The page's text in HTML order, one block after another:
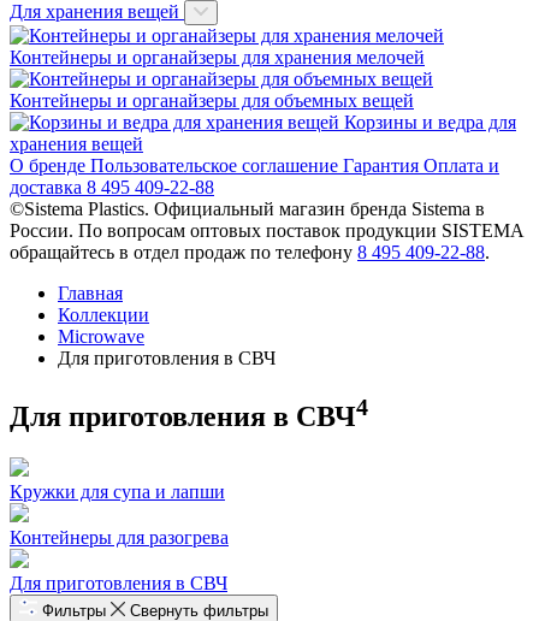
Для хранения вещей
Контейнеры и органайзеры для хранения мелочей
Контейнеры и органайзеры для объемных вещей
Корзины и ведра для
хранения вещей
О бренде Пользовательское соглашение Гарантия Оплата и
доставка 8 495 409-22-88
©Sistema Plastics. Официальный магазин бренда Sistema в
России. По вопросам оптовых поставок продукции SISTEMA
обращайтесь в отдел продаж по телефону 8 495 409-22-88.
Главная
Коллекции
Microwave
Для приготовления в СВЧ
Для приготовления в СВЧ4
Кружки для супа и лапши
Контейнеры для разогрева
Для приготовления в СВЧ
Фильтры Свернуть фильтры